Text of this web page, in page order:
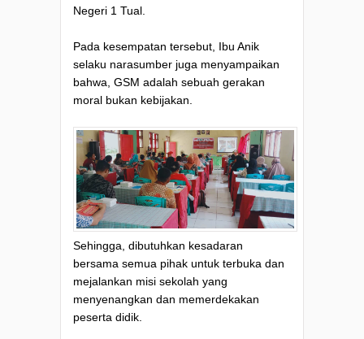
Negeri 1 Tual.
Pada kesempatan tersebut, Ibu Anik
selaku narasumber juga menyampaikan
bahwa, GSM adalah sebuah gerakan
moral bukan kebijakan.
Sehingga, dibutuhkan kesadaran
bersama semua pihak untuk terbuka dan
mejalankan misi sekolah yang
menyenangkan dan memerdekakan
peserta didik.